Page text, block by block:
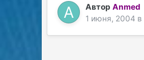
АвторAnmed
1 июня, 2004 в